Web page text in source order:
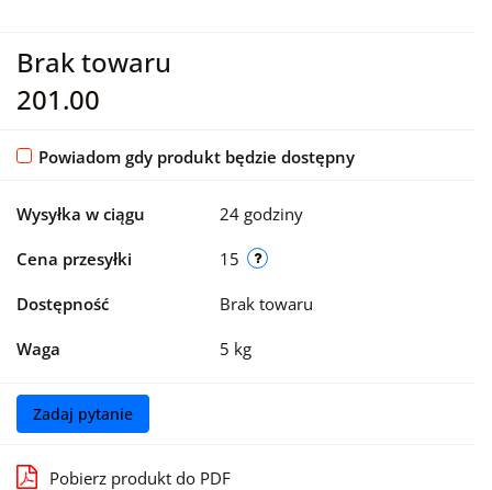
Brak towaru
201.00
Powiadom gdy produkt będzie dostępny
Wysyłka w ciągu 24 godziny
Cena przesyłki 15
Dostępność Brak towaru
Waga 5 kg
Zadaj pytanie
Pobierz produkt do PDF